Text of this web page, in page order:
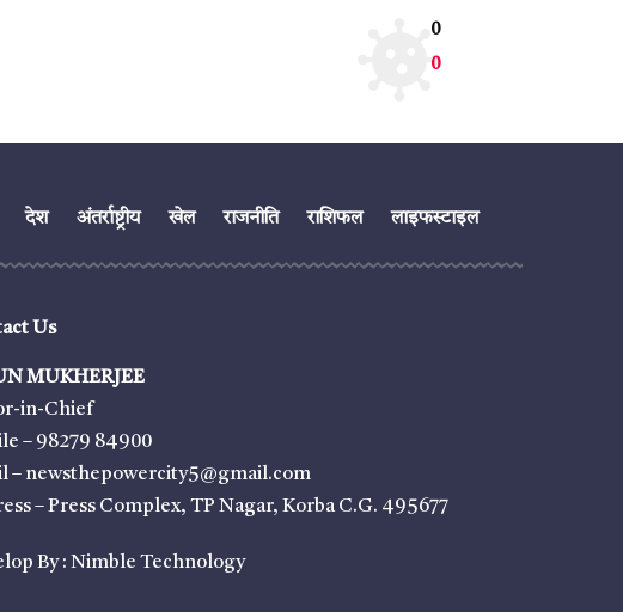
0
0
देश अंतर्राष्ट्रीय खेल राजनीति राशिफल लाइफस्टाइल
Us
MUKHERJEE
in-Chief
– 98279 84900
– newsthepowercity5@gmail.com
– Press Complex, TP Nagar, Korba C.G. 495677
By : Nimble Technology